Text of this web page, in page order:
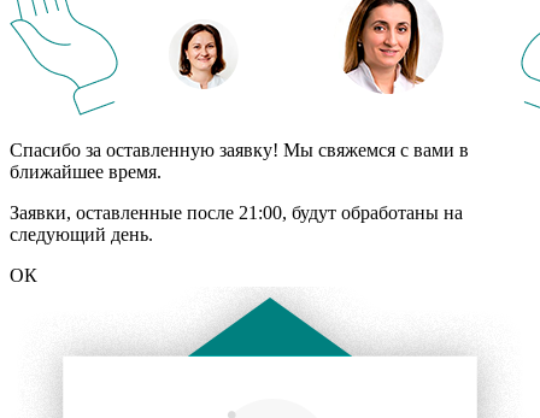
Спасибо за оставленную заявку! Мы свяжемся с вами в
ближайшее время.
Заявки, оставленные после 21:00, будут обработаны на
следующий день.
ОК